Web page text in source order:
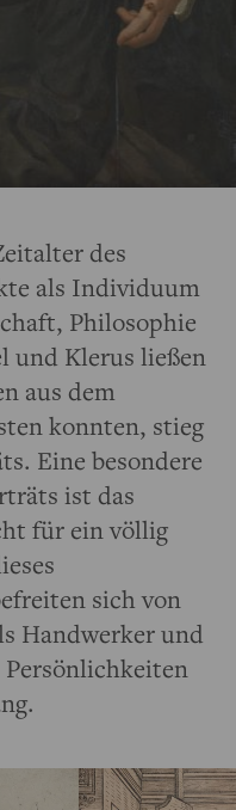
des
als Individuum
Philosophie
und Klerus ließen
aus dem
konnten, stieg
Eine besondere
ist das
für ein völlig
sich von
Handwerker und